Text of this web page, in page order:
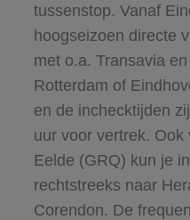
tussenstop. Vanaf
hoogseizoen directe
met o.a. Transavia
Rotterdam of
en de inchecktijden
uur voor vertrek.
Eelde (GRQ) kun je
rechtstreeks naar
Corendon. De